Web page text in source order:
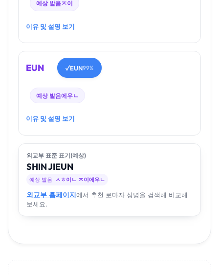
예상 발음ㅈ이
이유 및 설명 보기
EUN ✓EUN99%
예상 발음에우ㄴ
이유 및 설명 보기
외교부 표준 표기(예상)
SHINJIEUN
예상 발음 ㅅㅎ이ㄴ ㅈ이에우ㄴ
외교부 홈페이지에서 추천 로마자 성명을 검색해 비교해
보세요.